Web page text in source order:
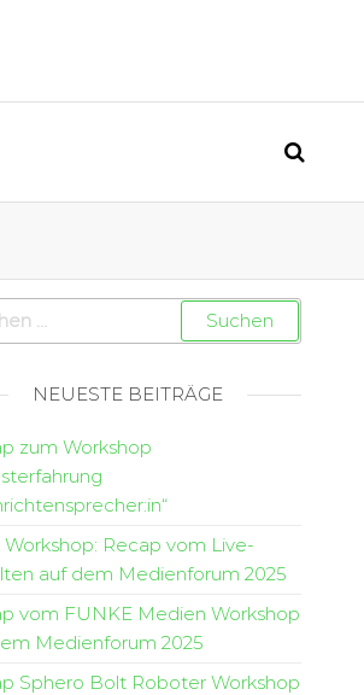
NEUESTE BEITRÄGE
zum Workshop
Workshop: Recap vom Live-
auf dem Medienforum 2025
vom FUNKE Medien Workshop
Medienforum 2025
Sphero Bolt Roboter Workshop